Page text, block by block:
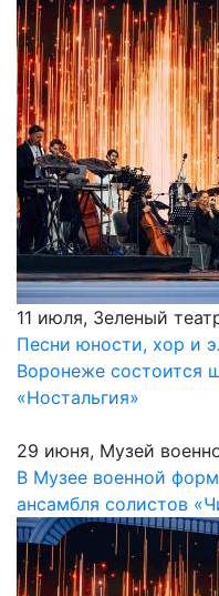
11 июля, Зеленый
Песни юности, хор и
Воронеже состоится
«Ностальгия»
29 июня, Музей
В Музее военной
ансамбля солистов